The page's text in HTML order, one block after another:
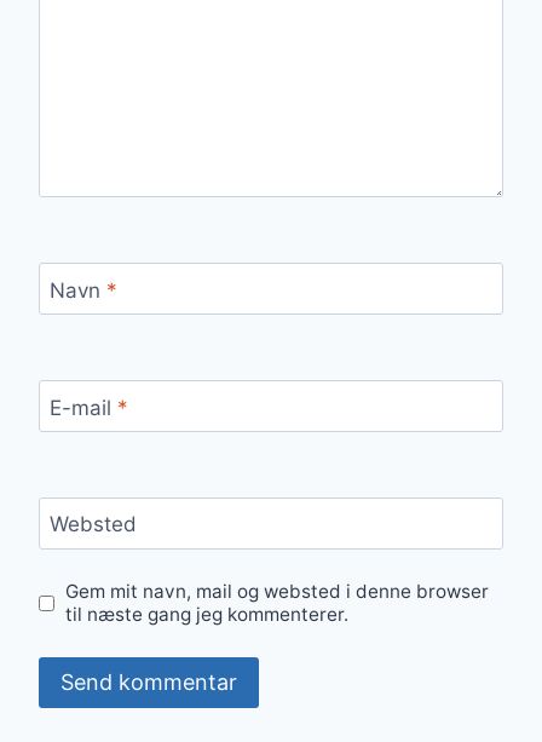
Navn *
E-mail *
Websted
Gem mit navn, mail og websted i denne browser
til næste gang jeg kommenterer.